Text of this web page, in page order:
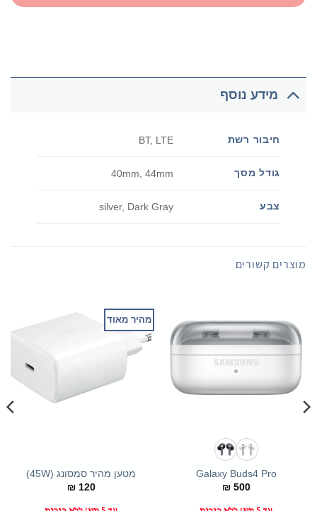
מידע נוסף
חיבור רשת BT, LTE
גודל מסך 40mm, 44mm
צבע silver, Dark Gray
מוצרים קשורים
Galaxy Buds4 Pro
₪500
מהיר מאוד
מטען מהיר סמסונג (45W)
₪120